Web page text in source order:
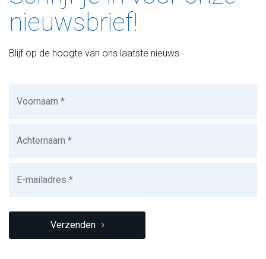
nieuwsbrief!
Blijf op de hoogte van ons laatste nieuws.
mailadres
(Vereist)
Verzenden